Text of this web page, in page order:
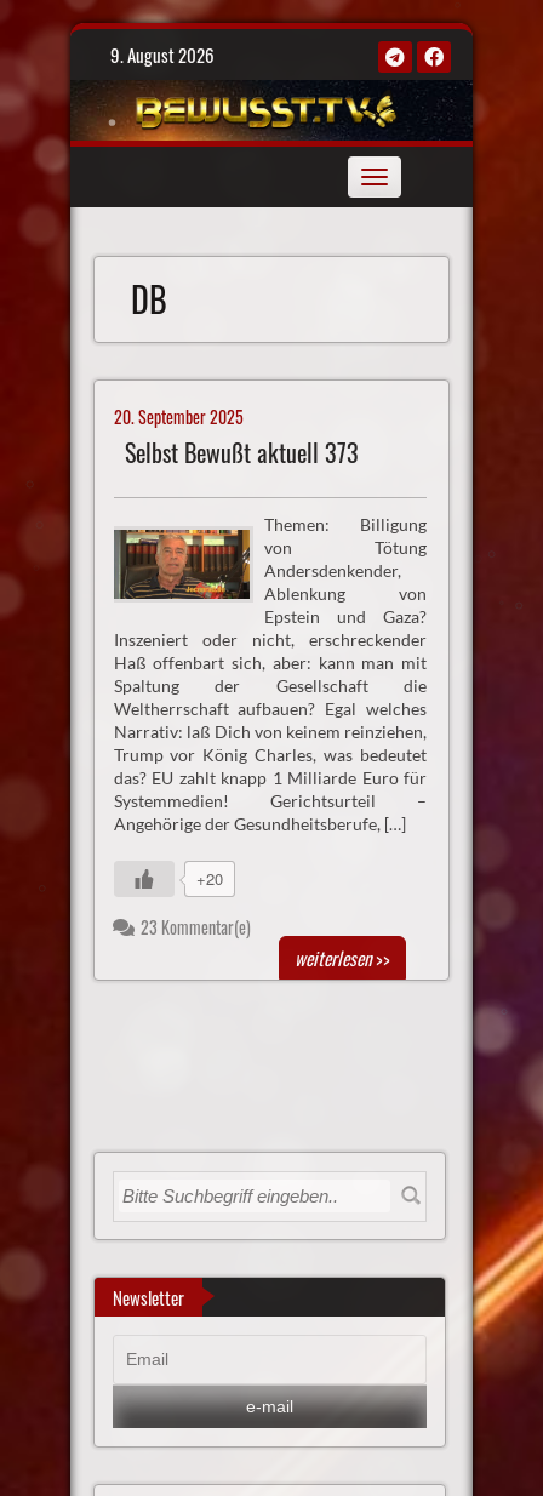
Skip
9. August 2026
Toggle
navigation
DB
20. September 2025
Selbst Bewußt aktuell 373
Themen: Billigung
von Tötung
Andersdenkender,
Ablenkung von
Epstein und Gaza?
Inszeniert oder nicht, erschreckender
Haß offenbart sich, aber: kann man mit
Spaltung der Gesellschaft die
Weltherrschaft aufbauen? Egal welches
Narrativ: laß Dich von keinem reinziehen,
Trump vor König Charles, was bedeutet
das? EU zahlt knapp 1 Milliarde Euro für
Systemmedien! Gerichtsurteil –
Angehörige der Gesundheitsberufe, […]
+20
23 Kommentar(e)
weiterlesen>>
Newsletter